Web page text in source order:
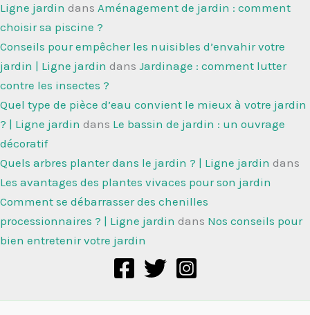
Ligne jardin dans Aménagement de jardin : comment
choisir sa piscine ?
Conseils pour empêcher les nuisibles d’envahir votre
jardin | Ligne jardin dans Jardinage : comment lutter
contre les insectes ?
Quel type de pièce d’eau convient le mieux à votre jardin
? | Ligne jardin dans Le bassin de jardin : un ouvrage
décoratif
Quels arbres planter dans le jardin ? | Ligne jardin dans
Les avantages des plantes vivaces pour son jardin
Comment se débarrasser des chenilles
processionnaires ? | Ligne jardin dans Nos conseils pour
bien entretenir votre jardin